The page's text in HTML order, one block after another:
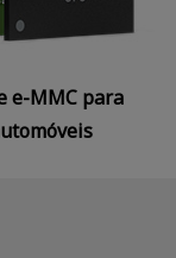
e-MMC para